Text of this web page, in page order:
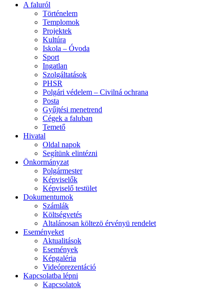
A faluról
Történelem
Templomok
Projektek
Kultúra
Iskola – Óvoda
Sport
Ingatlan
Szolgáltatások
PHSR
Polgári védelem – Civilná ochrana
Posta
Gyűjtési menetrend
Cégek a faluban
Temető
Hivatal
Oldal napok
Segítünk elintézni
Önkormányzat
Polgármester
Képviselők
Képviselő testület
Dokumentumok
Számlák
Költségvetés
Altalánosan költezö érvényü rendelet
Eseményeket
Aktualitások
Események
Képgaléria
Videóprezentáció
Kapcsolatba lépni
Kapcsolatok